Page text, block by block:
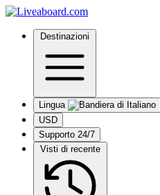
Destinazioni
Lingua
USD
Supporto 24/7
Visti di recente